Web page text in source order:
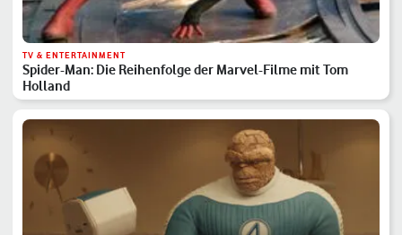
TV & ENTERTAINMENT
Spider-Man: Die Reihenfolge der Marvel-Filme mit Tom
Holland